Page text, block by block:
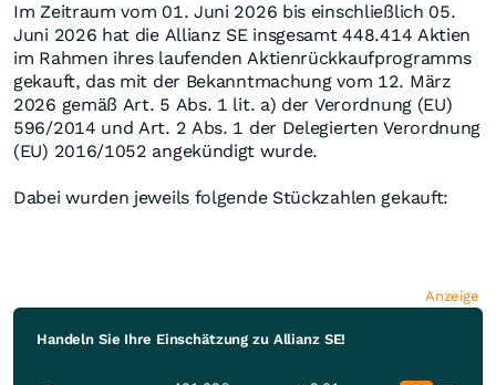
Im Zeitraum vom 01. Juni 2026 bis einschließlich 05.
Juni 2026 hat die Allianz SE insgesamt 448.414 Aktien
im Rahmen ihres laufenden Aktienrückkaufprogramms
gekauft, das mit der Bekanntmachung vom 12. März
2026 gemäß Art. 5 Abs. 1 lit. a) der Verordnung (EU)
596/2014 und Art. 2 Abs. 1 der Delegierten Verordnung
(EU) 2016/1052 angekündigt wurde.
Dabei wurden jeweils folgende Stückzahlen gekauft:
Anzeige
Handeln Sie Ihre Einschätzung zu Allianz SE!